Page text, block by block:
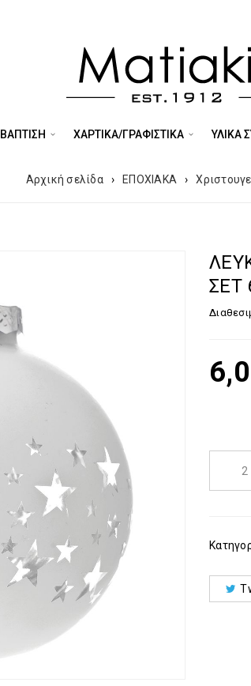
ΧΑΡΤΙΚΑ/ΓΡΑΦΙΣΤΙΚΑ ΥΛΙΚΑ
Αρχική σελίδα › ΕΠΟΧΙΑΚΑ ›
ΣΕΤ